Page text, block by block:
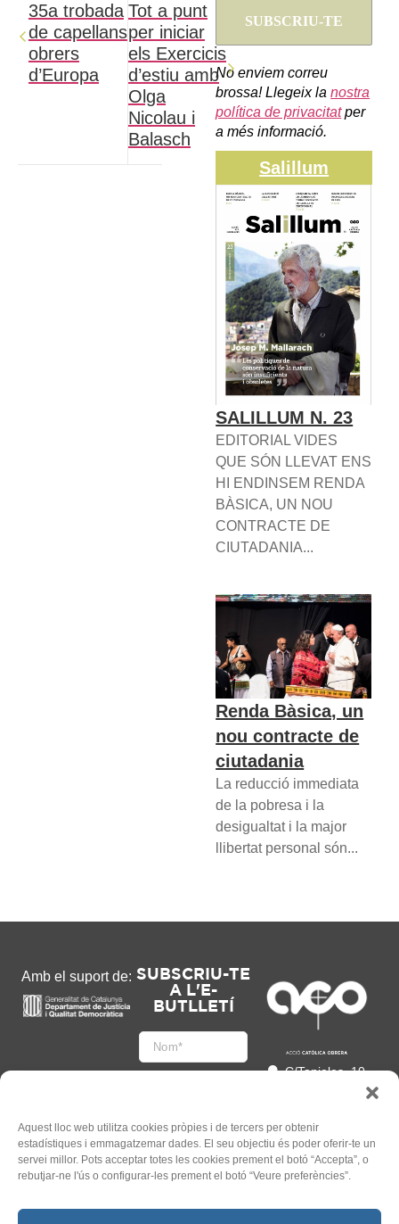
Aquest lloc web utilitza cookies pròpies i de tercers per obtenir
estadístiques i emmagatzemar dades. El seu objectiu és poder oferir-te un
servei millor. Pots acceptar totes les cookies prement el botó “Accepta”, o
rebutjar-ne l'ús o configurar-les prement el botó “Veure preferències”.
35a trobada
de capellans
obrers
d’Europa
Tot a punt
per iniciar
els Exercicis
d’estiu amb
Olga
Nicolau i
Balasch
No enviem correu
brossa! Llegeix lanostra
política de privacitatper
a més informació.
Salillum
SALILLUM N. 23
EDITORIAL VIDES
QUE SÓN LLEVAT ENS
HI ENDINSEM RENDA
BÀSICA, UN NOU
CONTRACTE DE
CIUTADANIA...
Renda Bàsica, un
nou contracte de
ciutadania
La reducció immediata
de la pobresa i la
desigualtat i la major
llibertat personal són...
Amb el suport de: SUBSCRIU-TE
A L'E-
BUTLLETÍ
Accepto
l'Informació legal
C/Tapioles, 10
93 505 86 86
hola@acocat.org